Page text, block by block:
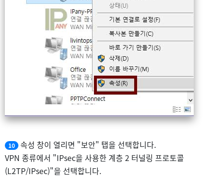
10
속성 창이 열리면 "보안" 탭을 선택합니다.
VPN 종류에서 "IPsec을 사용한 계층 2 터널링 프로토콜
(L2TP/IPsec)"을 선택합니다.